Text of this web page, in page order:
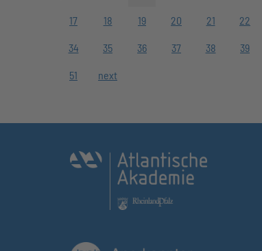
17 18 19 20 21 22
34 35 36 37 38 39
51 next